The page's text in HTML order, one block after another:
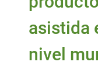
asistida
nivel